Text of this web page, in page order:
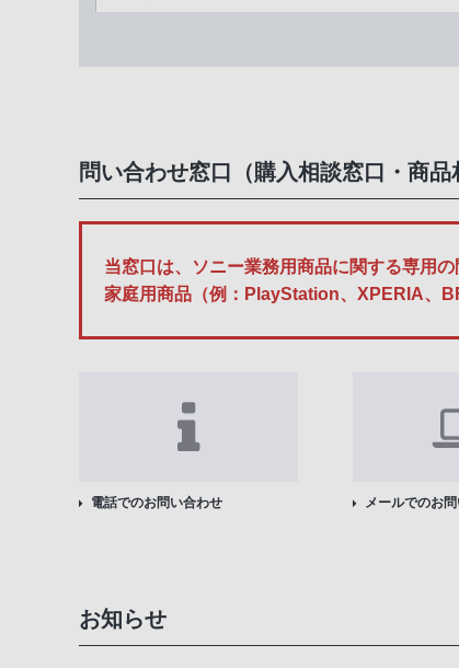
問い合わせ窓口（購入相談窓口・商品
当窓口は、ソニー業務用商品に関する専用の
家庭用商品（例：PlayStation、XPERIA、
電話でのお問い合わせ メールでのお
お知らせ